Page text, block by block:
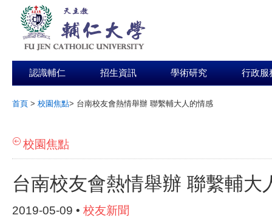
認識輔仁 招生資訊 學術研究 行政服
首頁 > 校園焦點> 台南校友會熱情舉辦 聯繫輔大人的情感
校園焦點
台南校友會熱情舉辦 聯繫輔大
2019-05-09 • 校友新聞